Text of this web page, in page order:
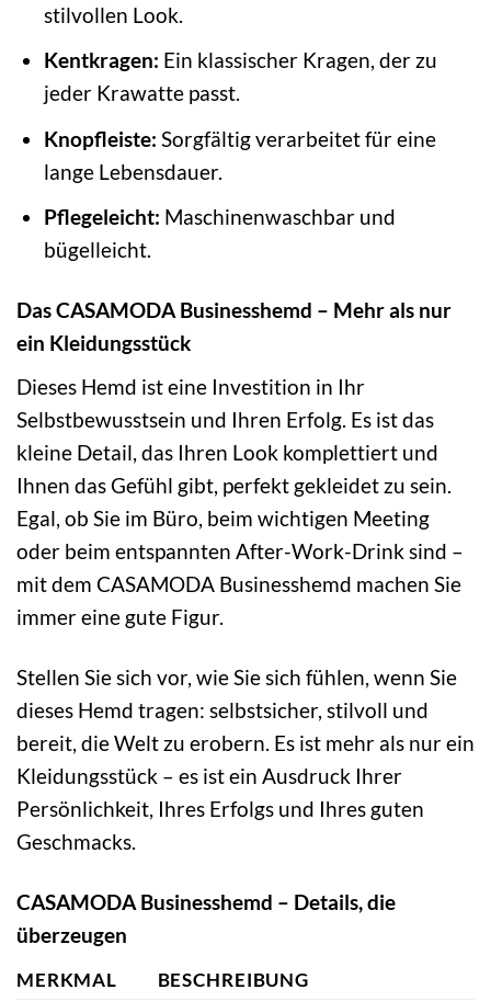
stilvollen Look.
Kentkragen: Ein klassischer Kragen, der zu
jeder Krawatte passt.
Knopfleiste: Sorgfältig verarbeitet für eine
lange Lebensdauer.
Pflegeleicht: Maschinenwaschbar und
bügelleicht.
Das CASAMODA Businesshemd – Mehr als nur
ein Kleidungsstück
Dieses Hemd ist eine Investition in Ihr
Selbstbewusstsein und Ihren Erfolg. Es ist das
kleine Detail, das Ihren Look komplettiert und
Ihnen das Gefühl gibt, perfekt gekleidet zu sein.
Egal, ob Sie im Büro, beim wichtigen Meeting
oder beim entspannten After-Work-Drink sind –
mit dem CASAMODA Businesshemd machen Sie
immer eine gute Figur.
Stellen Sie sich vor, wie Sie sich fühlen, wenn Sie
dieses Hemd tragen: selbstsicher, stilvoll und
bereit, die Welt zu erobern. Es ist mehr als nur ein
Kleidungsstück – es ist ein Ausdruck Ihrer
Persönlichkeit, Ihres Erfolgs und Ihres guten
Geschmacks.
CASAMODA Businesshemd – Details, die
überzeugen
MERKMAL
BESCHREIBUNG